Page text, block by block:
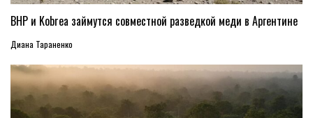
BHP и Kobrea займутся совместной разведкой меди в Аргентине
Диана Тараненко